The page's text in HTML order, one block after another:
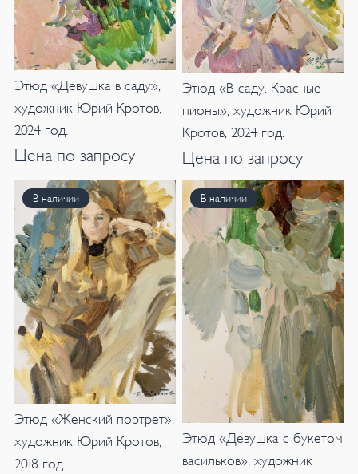
Этюд «Девушка в саду»,
художник Юрий Кротов,
2024 год.
Цена по запросу
Этюд «В саду. Красные
пионы», художник Юрий
Кротов, 2024 год.
Цена по запросу
В наличии
Этюд «Женский портрет»,
художник Юрий Кротов,
2018 год.
В наличии
Этюд «Девушка с букетом
васильков», художник